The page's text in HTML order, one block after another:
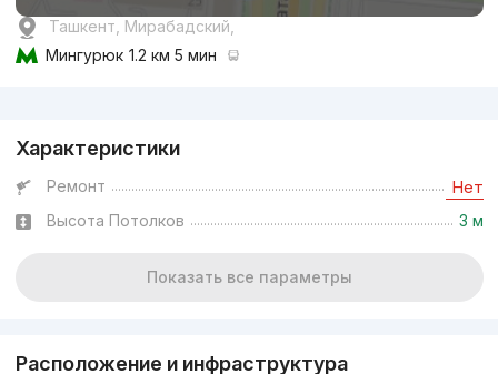
Ташкент, Мирабадский,
Мингурюк 1.2 км 5 мин
Характеристики
Ремонт Нет
Высота Потолков 3 м
Показать все параметры
Расположение и инфраструктура